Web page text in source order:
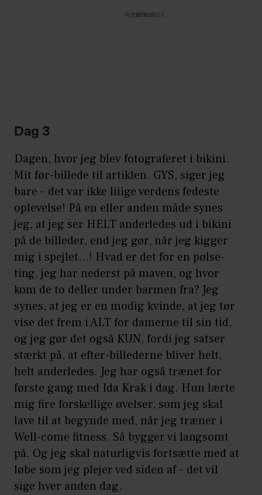
Annonce
Dag 3
Dagen, hvor jeg blev fotograferet i bikini.
Mit før-billede til artiklen. GYS, siger jeg
bare – det var ikke liiige verdens fedeste
oplevelse! På en eller anden måde synes
jeg, at jeg ser HELT anderledes ud i bikini
på de billeder, end jeg gør, når jeg kigger
mig i spejlet…! Hvad er det for en pølse-
ting, jeg har nederst på maven, og hvor
kom de to deller under barmen fra? Jeg
synes, at jeg er en modig kvinde, at jeg tør
vise det frem i ALT for damerne til sin tid,
og jeg gør det også KUN, fordi jeg satser
stærkt på, at efter-billederne bliver helt,
helt anderledes. Jeg har også trænet for
første gang med Ida Krak i dag. Hun lærte
mig fire forskellige øvelser, som jeg skal
lave til at begynde med, når jeg træner i
Well-come fitness. Så bygger vi langsomt
på. Og jeg skal naturligvis fortsætte med at
løbe som jeg plejer ved siden af – det vil
sige hver anden dag.